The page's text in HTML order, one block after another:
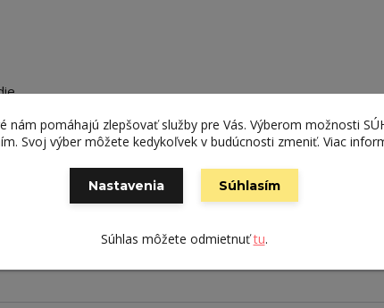
nám pomáhajú zlepšovať služby pre Vás. Výberom možnosti
Svoj výber môžete kedykoľvek v budúcnosti zmeniť. Viac
Nastavenia Súhlasím
Súhlas môžete odmietnuťtu.